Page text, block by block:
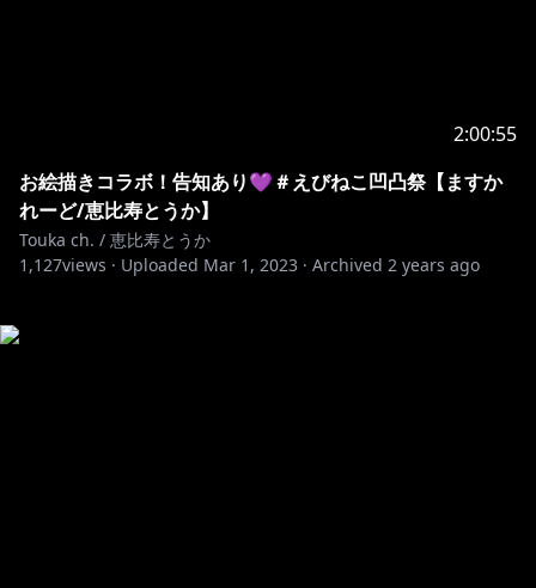
2:00:55
お絵描きコラボ！告知あり💜＃えびねこ凹凸祭【ますか
れーど/恵比寿とうか】
Touka ch. / 恵比寿とうか
1,127views · Uploaded Mar 1, 2023 · Archived 2 years ago